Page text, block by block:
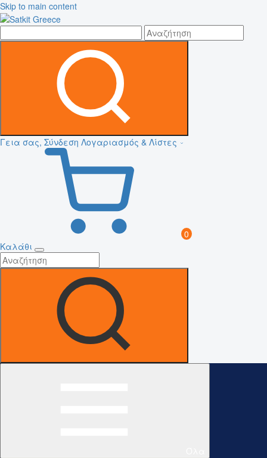
Skip to main content
Γεια σας, Σύνδεση Λογαριασμός & Λίστες
0
Καλάθι